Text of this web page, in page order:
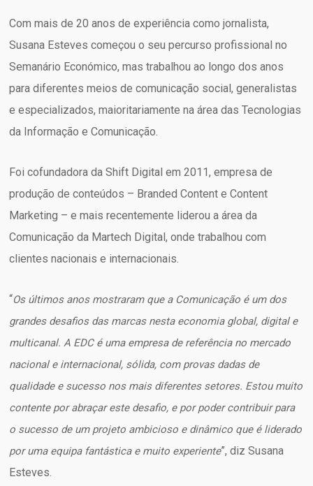
Com mais de 20 anos de experiência como jornalista,
Susana Esteves começou o seu percurso profissional no
Semanário Económico, mas trabalhou ao longo dos anos
para diferentes meios de comunicação social, generalistas
e especializados, maioritariamente na área das Tecnologias
da Informação e Comunicação.
Foi cofundadora da Shift Digital em 2011, empresa de
produção de conteúdos – Branded Content e Content
Marketing – e mais recentemente liderou a área da
Comunicação da Martech Digital, onde trabalhou com
clientes nacionais e internacionais.
“Os últimos anos mostraram que a Comunicação é um dos
grandes desafios das marcas nesta economia global, digital e
multicanal. A EDC é uma empresa de referência no mercado
nacional e internacional, sólida, com provas dadas de
qualidade e sucesso nos mais diferentes setores. Estou muito
contente por abraçar este desafio, e por poder contribuir para
o sucesso de um projeto ambicioso e dinâmico que é liderado
por uma equipa fantástica e muito experiente”, diz Susana
Esteves.